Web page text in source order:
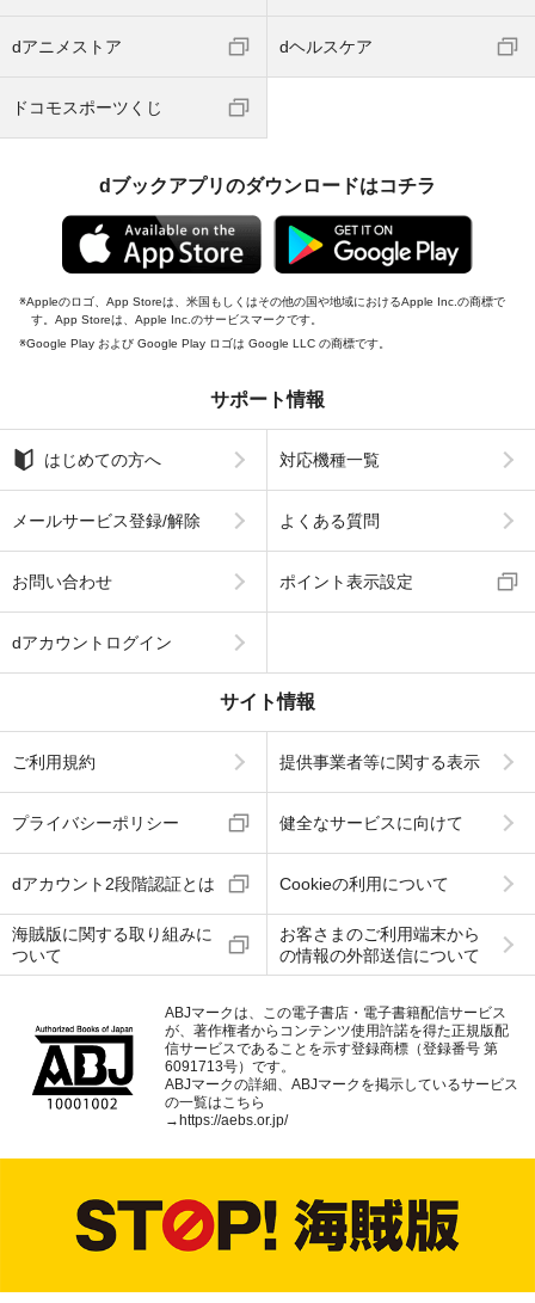
dアニメストア dヘルスケア
ドコモスポーツくじ
dブックアプリのダウンロードはコチラ
Appleのロゴ、App Storeは、米国もしくはその他の国や地域におけるApple Inc.の商標で
す。App Storeは、Apple Inc.のサービスマークです。
Google Play および Google Play ロゴは Google LLC の商標です。
サポート情報
はじめての方へ 対応機種一覧
メールサービス登録/解除 よくある質問
お問い合わせ ポイント表示設定
dアカウントログイン
サイト情報
ご利用規約 提供事業者等に関する表示
プライバシーポリシー 健全なサービスに向けて
dアカウント2段階認証とは Cookieの利用について
海賊版に関する取り組みに
ついて
お客さまのご利用端末から
の情報の外部送信について
ABJマークは、この電子書店・電子書籍配信サービス
が、著作権者からコンテンツ使用許諾を得た正規版配
信サービスであることを示す登録商標（登録番号 第
6091713号）です。
ABJマークの詳細、ABJマークを掲示しているサービス
の一覧はこちら
→ https://aebs.or.jp/